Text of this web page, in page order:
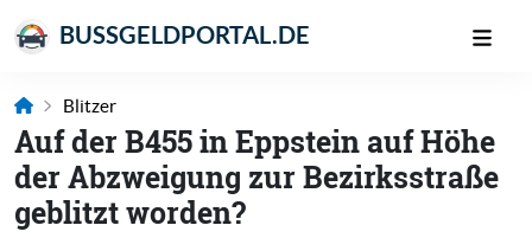
BUSSGELDPORTAL.DE
Blitzer
Auf der B455 in Eppstein auf Höhe
der Abzweigung zur Bezirksstraße
geblitzt worden?